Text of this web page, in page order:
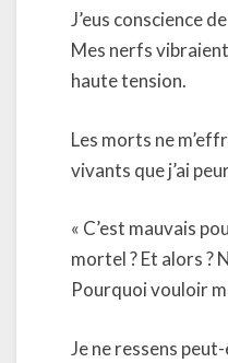
J’eus conscience
Mes nerfs
haute tension.
Les morts ne
vivants que j’ai
« C’est mauvais
mortel ? Et alors ?
Pourquoi vouloir
Je ne ressens